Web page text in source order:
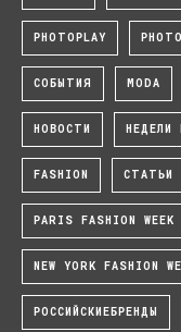
PHOTOPLAY
СОБЫТИЯ MODA
НОВОСТИ НЕДЕЛИ
FASHION СТАТЬИ
PARIS FASHION WEEK
NEW YORK FASHION
РОССИЙСКИЕБРЕНДЫ